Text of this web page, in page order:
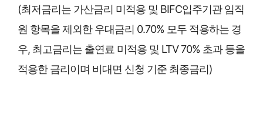
(최저금리는 가산금리 미적용 및 BIFC입주기관 임직
원 항목을 제외한 우대금리 0.70% 모두 적용하는 경
우, 최고금리는 출연료 미적용 및 LTV 70% 초과 등을
적용한 금리이며 비대면 신청 기준 최종금리)